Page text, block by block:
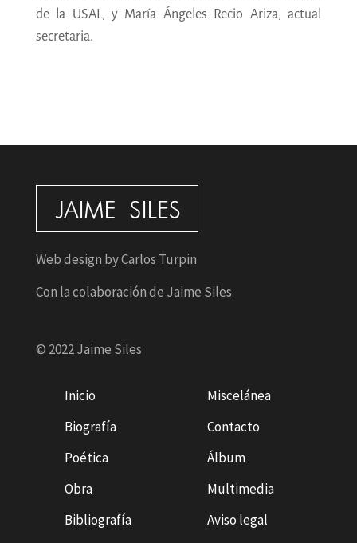
de la USAL, y María Ángeles Recio Ariza, actual
secretaria.
Web design by Carlos Turpin
Con la colaboración de Jaime Siles
© 2022 Jaime Siles
Inicio
Biografía
Poética
Obra
Bibliografía
Miscelánea
Contacto
Álbum
Multimedia
Aviso legal